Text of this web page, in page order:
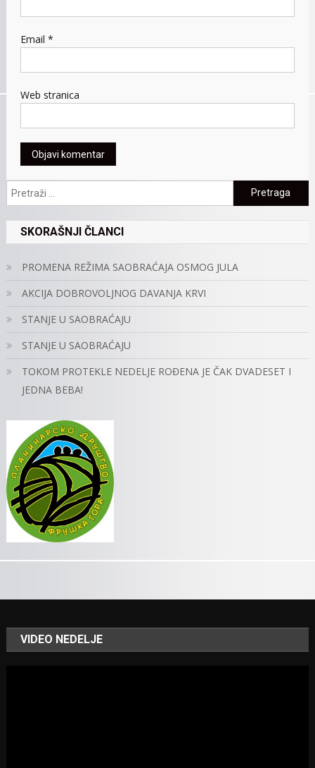
Email *
Web stranica
Pretraga:
SKORAŠNJI ČLANCI
PROMENA REŽIMA SAOBRAĆAJA OSMOG JULA
AKCIJA DOBROVOLJNOG DAVANJA KRVI
STANJE U SAOBRAĆAJU
STANJE U SAOBRAĆAJU
TOKOM PROTEKLE NEDELJE ROĐENA JE ČAK DVADESET I
JEDNA BEBA!
VIDEO NEDELJE